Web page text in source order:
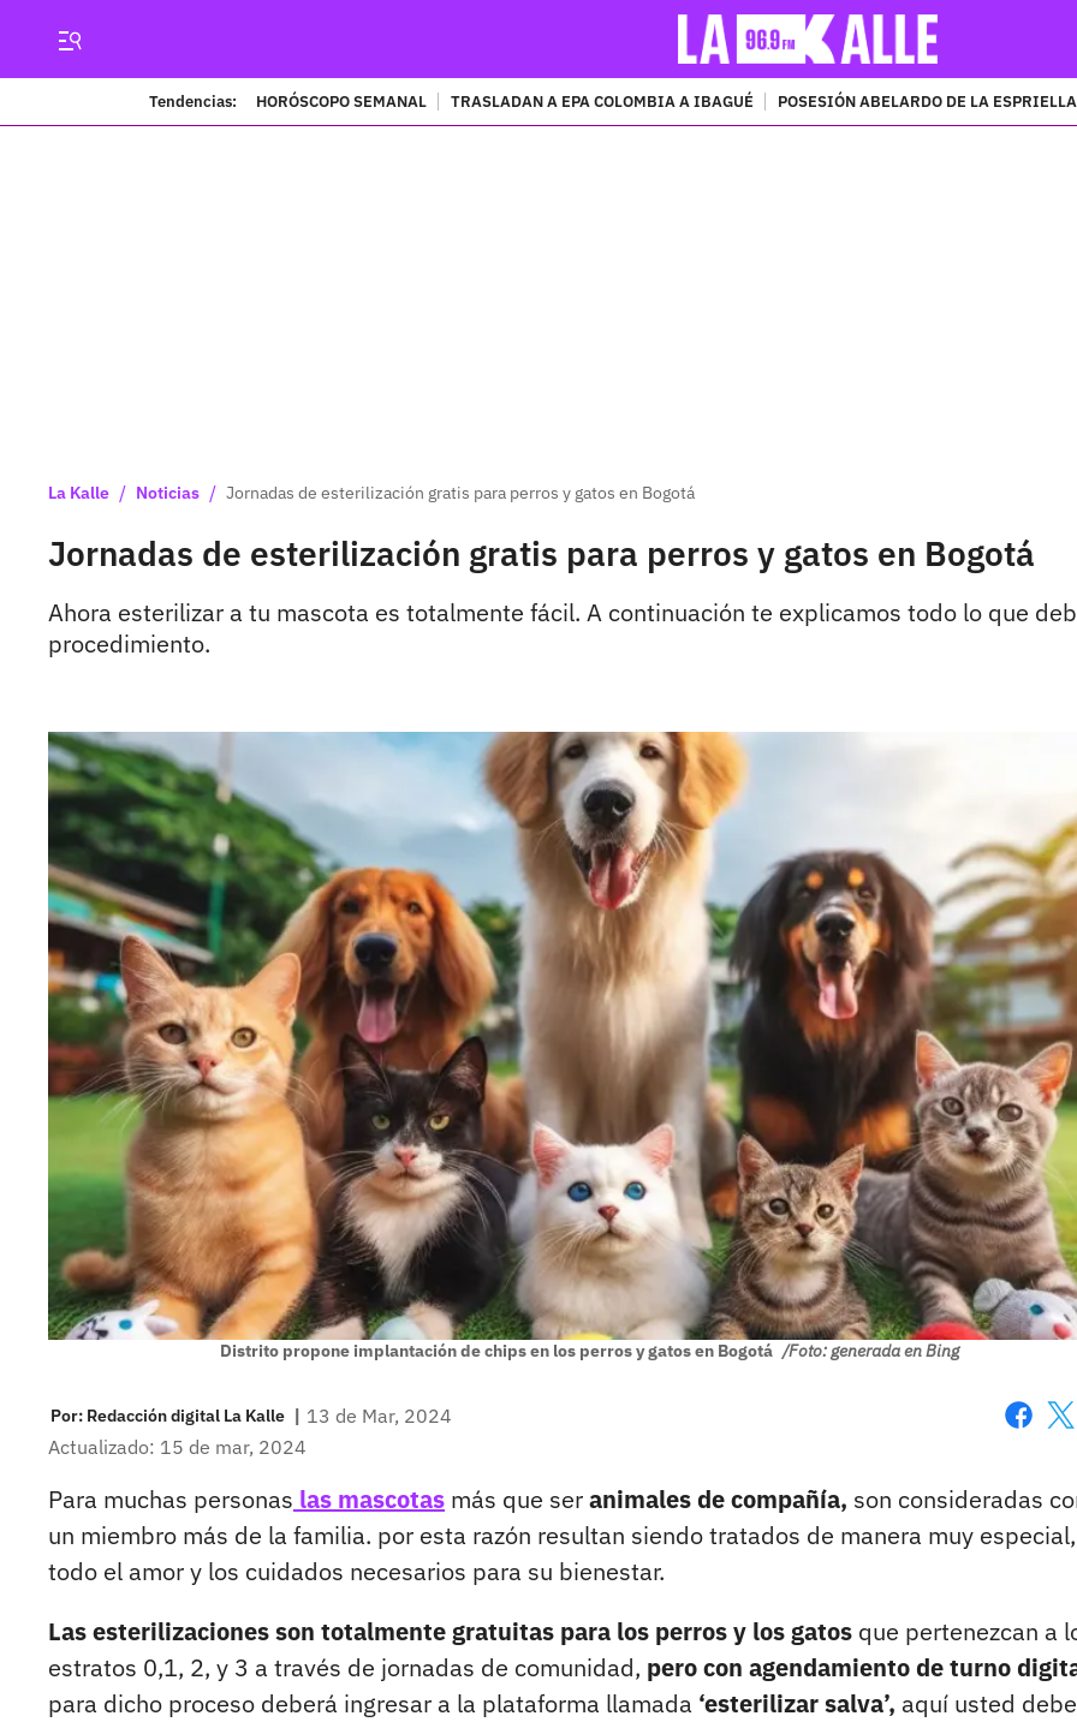
Tendencias: HORÓSCOPO SEMANAL TRASLADAN A EPA COLOMBIA A IBAGUÉ POSESIÓN ABELARDO DE LA ESPRIELLA
La Kalle / Noticias / Jornadas de esterilización gratis para perros y gatos en Bogotá
Jornadas de esterilización gratis para perros y gatos en Bogotá
Ahora esterilizar a tu mascota es totalmente fácil. A continuación te explicamos todo lo que
procedimiento.
Distrito propone implantación de chips en los perros y gatos en Bogotá /Foto: generada en Bing
Por: Redacción digital La Kalle | 13 de Mar, 2024
Actualizado: 15 de mar, 2024
Para muchas personas las mascotas más que seranimales de compañía, son consideradas
un miembro más de la familia. por esta razón resultan siendo tratados de manera muy
todo el amor y los cuidados necesarios para su bienestar.
Las esterilizaciones son totalmente gratuitas para los perros y los gatos que pertenezcan a
estratos 0,1, 2, y 3 a través de jornadas de comunidad, pero con agendamiento de turno
para dicho proceso deberá ingresar a la plataforma llamada ‘esterilizar salva’, aquí usted